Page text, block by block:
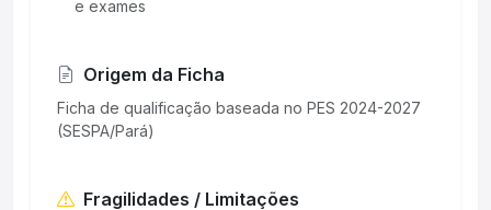
e exames
Origem da Ficha
Ficha de qualificação baseada no PES 2024-2027
(SESPA/Pará)
Fragilidades / Limitações